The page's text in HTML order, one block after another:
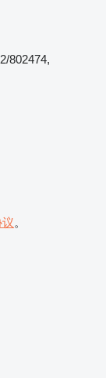
802474,
。